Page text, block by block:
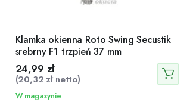
Klamka okienna Roto Swing Secustik
srebrny F1 trzpień 37 mm
24,99 zł
(20,32złnetto)
W magazynie